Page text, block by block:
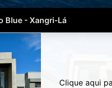
Blue - Xangri-Lá
Clique aqui